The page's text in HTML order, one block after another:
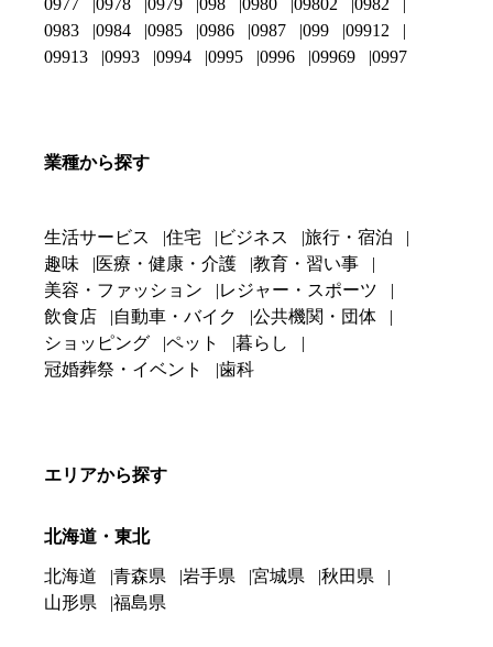
0977
0978 0979 098 0980 09802
0982
0983
0984 0985 0986 0987 099
09912
09913
0993 0994 0995 0996 09969 0997
業種から探す
生活サービス 住宅 ビジネス
旅行・宿泊
趣味
医療・健康・介護
教育・習い事
美容・ファッション
レジャー・スポーツ
飲食店
自動車・バイク
公共機関・団体
ショッピング
ペット
暮らし
冠婚葬祭・イベント
歯科
エリアから探す
北海道・東北
北海道 青森県 岩手県 宮城県
秋田県
山形県
福島県